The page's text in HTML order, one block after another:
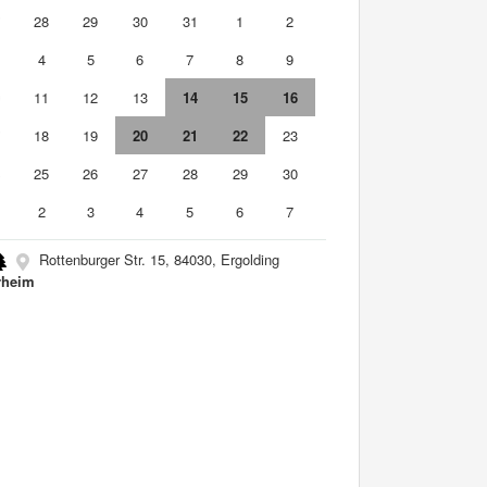
28 29 30 31 1
2
4 5 6 7 8
9
11 12 13 14 15
16
18 19 20 21 22
23
25 26 27 28 29
30
2 3 4 5 6 7
Rottenburger Str. 15, 84030, Ergolding